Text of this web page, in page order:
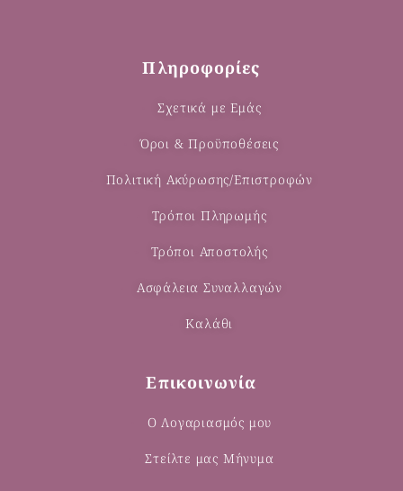
Πληροφορίες
Σχετικά με Εμάς
Όροι & Προϋποθέσεις
Πολιτική Ακύρωσης/Επιστροφών
Τρόποι Πληρωμής
Τρόποι Αποστολής
Ασφάλεια Συναλλαγών
Καλάθι
Επικοινωνία
Ο Λογαριασμός μου
Στείλτε μας Μήνυμα